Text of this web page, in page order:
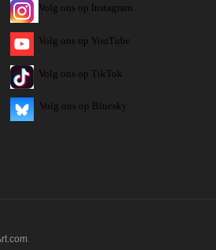
Volg ons op Instagram
Volg ons op YouTube
Volg ons op TikTok
Volg ons op Bluesky